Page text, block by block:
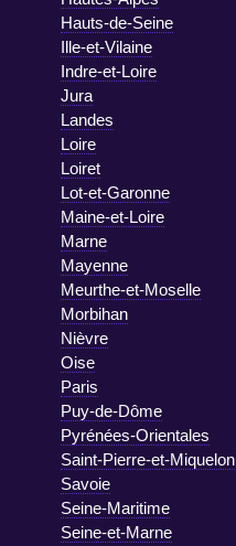
Hauts-de-Seine
Ille-et-Vilaine
Indre-et-Loire
Jura
Landes
Loire
Loiret
Lot-et-Garonne
Maine-et-Loire
Marne
Mayenne
Meurthe-et-Moselle
Morbihan
Nièvre
Oise
Paris
Puy-de-Dôme
Pyrénées-Orientales
Saint-Pierre-et-Miquelon
Savoie
Seine-Maritime
Seine-et-Marne